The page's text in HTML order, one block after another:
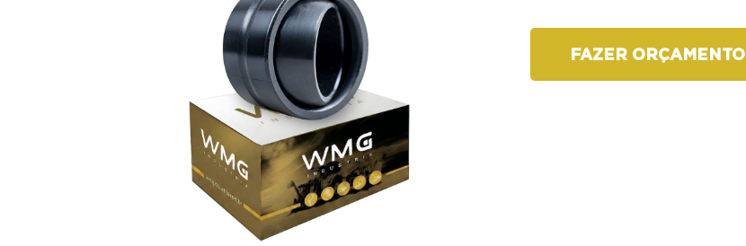
FAZER ORÇAMENTO